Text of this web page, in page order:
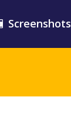
Screenshots